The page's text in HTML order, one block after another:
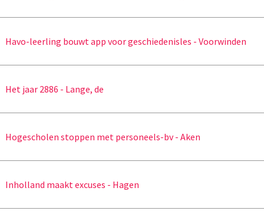
Havo-leerling bouwt app voor geschiedenisles - Voorwinden
Het jaar 2886 - Lange, de
Hogescholen stoppen met personeels-bv - Aken
Inholland maakt excuses - Hagen